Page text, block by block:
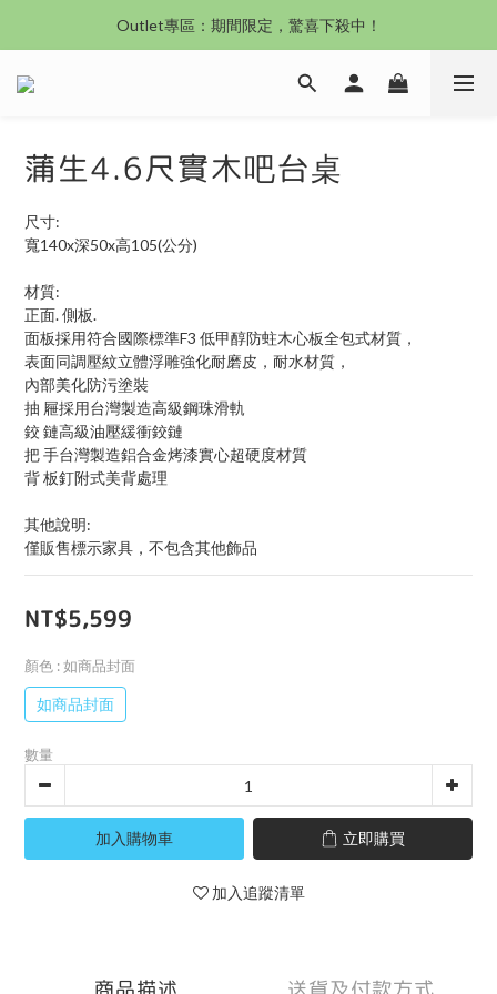
沙發新登場｜想躺就躺，頭等艙到商務艙一次擁有
Outlet專區：期間限定，驚喜下殺中！
沙發新登場｜想躺就躺，頭等艙到商務艙一次擁有
蒲生4.6尺實木吧台桌
尺寸:
寬140x深50x高105(公分)
材質:
正面. 側板.
面板採用符合國際標準F3 低甲醇防蛀木心板全包式材質，
表面同調壓紋立體浮雕強化耐磨皮，耐水材質，
內部美化防污塗裝
抽 屜採用台灣製造高級鋼珠滑軌
鉸 鏈高級油壓緩衝鉸鏈
把 手台灣製造鋁合金烤漆實心超硬度材質
背 板釘附式美背處理
其他說明:
僅販售標示家具，不包含其他飾品
NT$5,599
顏色 : 如商品封面
如商品封面
數量
加入購物車 立即購買
加入追蹤清單